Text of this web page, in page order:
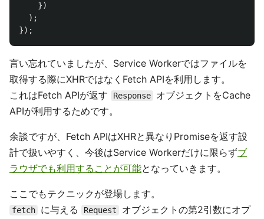
})
);
});
言い忘れていましたが、Service Workerではファイルを
取得する際にXHRではなくFetch APIを利用します。
これはFetch APIが返す
Response
オブジェクトをCache
APIが利用するためです。
余談ですが、Fetch APIはXHRと異なりPromiseを返す設
計で扱いやすく、今後はService Workerだけに限らずブ
ラウザでも利用することが可能となっていきます。
ここでもテクニックが登場します。
fetch に与える Request
オブジェクトの第2引数にオプ